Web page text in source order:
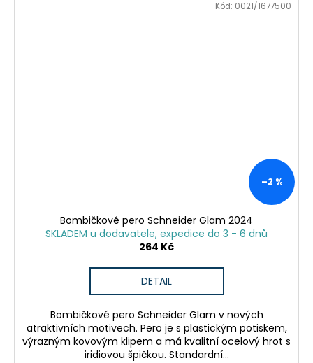
–2 %
Bombičkové pero Schneider Glam 2024
SKLADEM u dodavatele, expedice do 3 - 6 dnů
264 Kč
DETAIL
Bombičkové pero Schneider Glam v nových
atraktivních motivech. Pero je s plastickým potiskem,
výrazným kovovým klipem a má kvalitní ocelový hrot s
iridiovou špičkou. Standardní...
Kód: 0021/1677500